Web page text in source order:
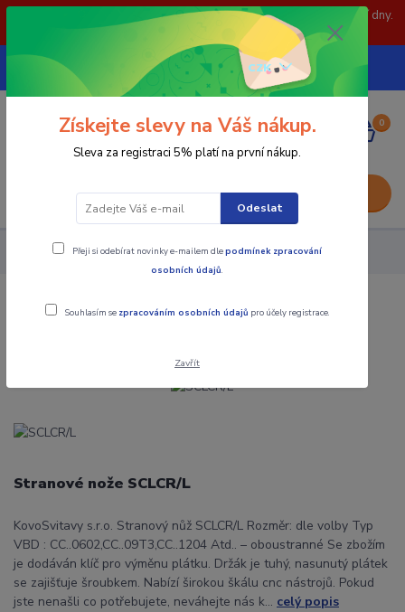
POZOR: 31.7 , 3.8 a 5.8- zavřeno. objednávky odešleme následující dny.
Děkujeme za pochopení.
CZK
739252246
(Po-Pá, 8-15 hod.)
0
0,00 Kč
Nástroje - Kovoobrábění SCLCR/L
SCLCR/L
Stranové nože SCLCR/L
KovoSvitavy s.r.o. Stranový nůž SCLCR/L Rozměr: dle volby Typ
VBD : CC..0602,CC..09T3,CC..1204 Atd.. – oboustranné Se zbožím
je dodáván klíč pro výměnu plátku. Držák je tuhý, nasunutý plátek
se zajišťuje šroubkem. Nabízí širokou škálu cnc nástrojů. Pokud
jste nenašli co potřebujete, neváhejte nás k... celý popis
Získejte slevy na Váš nákup.
Sleva za registraci 5% platí na první nákup.
Odeslat
Přeji si odebírat novinky e-mailem dlepodmínek zpracování
osobních údajů.
Souhlasím se zpracováním osobních údajů pro účely registrace.
Zavřít